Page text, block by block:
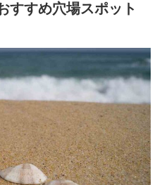
すすめ穴場スポット